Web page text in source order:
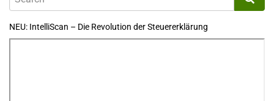
NEU: IntelliScan – Die Revolution der Steuererklärung